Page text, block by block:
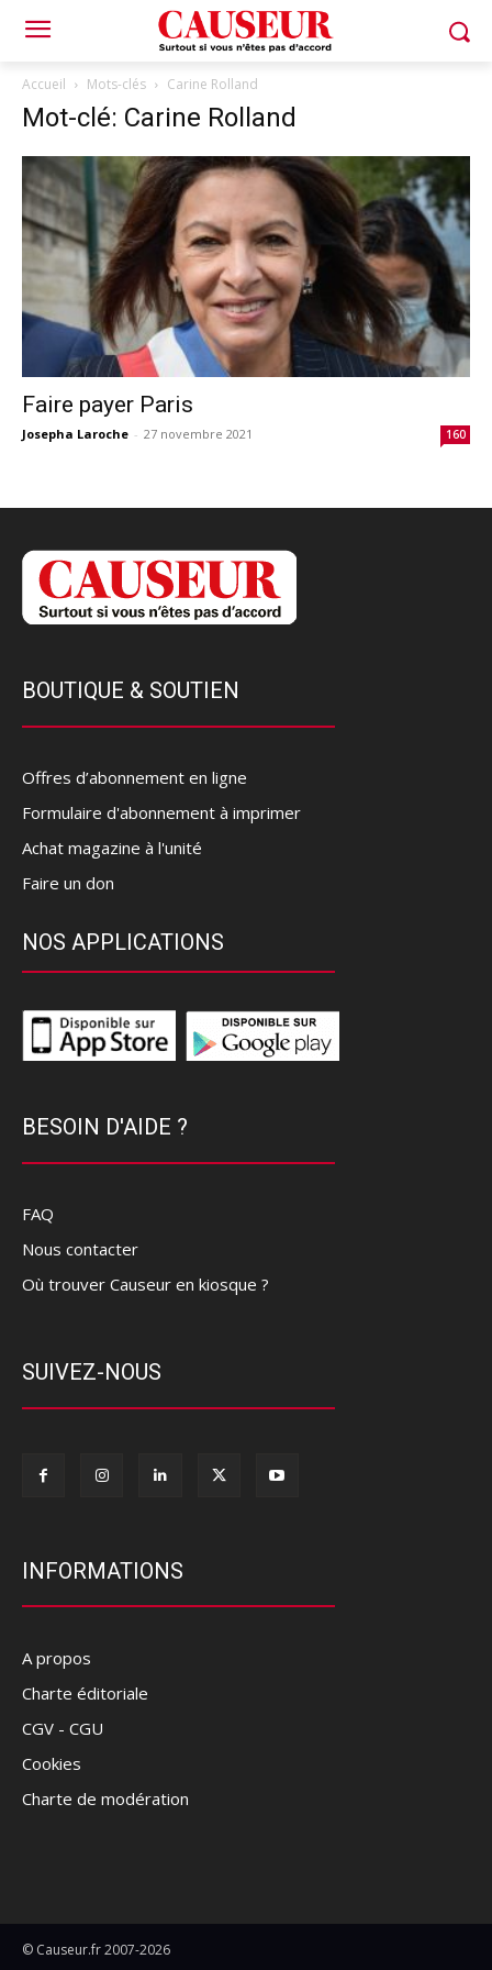
Accueil Mots-clés Carine Rolland
Mot-clé: Carine Rolland
Faire payer Paris
Josepha Laroche - 27 novembre 2021 160
BOUTIQUE & SOUTIEN
Offres d’abonnement en ligne
Formulaire d'abonnement à imprimer
Achat magazine à l'unité
Faire un don
NOS APPLICATIONS
BESOIN D'AIDE ?
FAQ
Nous contacter
Où trouver Causeur en kiosque ?
SUIVEZ-NOUS
INFORMATIONS
A propos
Charte éditoriale
CGV - CGU
Cookies
Charte de modération
© Causeur.fr 2007-2026